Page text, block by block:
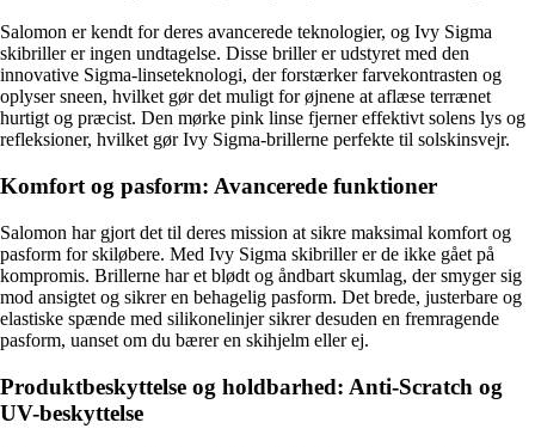
Salomon er kendt for deres avancerede teknologier, og Ivy Sigma
skibriller er ingen undtagelse. Disse briller er udstyret med den
innovative Sigma-linseteknologi, der forstærker farvekontrasten og
oplyser sneen, hvilket gør det muligt for øjnene at aflæse terrænet
hurtigt og præcist. Den mørke pink linse fjerner effektivt solens lys og
refleksioner, hvilket gør Ivy Sigma-brillerne perfekte til solskinsvejr.
Komfort og pasform: Avancerede funktioner
Salomon har gjort det til deres mission at sikre maksimal komfort og
pasform for skiløbere. Med Ivy Sigma skibriller er de ikke gået på
kompromis. Brillerne har et blødt og åndbart skumlag, der smyger sig
mod ansigtet og sikrer en behagelig pasform. Det brede, justerbare og
elastiske spænde med silikonelinjer sikrer desuden en fremragende
pasform, uanset om du bærer en skihjelm eller ej.
Produktbeskyttelse og holdbarhed: Anti-Scratch og
UV-beskyttelse